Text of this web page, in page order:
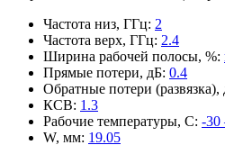
Частота низ, ГГц: 2
Частота верх, ГГц: 2.4
Ширина рабочей полосы, %:
Прямые потери, дБ: 0.4
Обратные потери (развязка),
КСВ: 1.3
Рабочие температуры, С: -
W, мм: 19.05